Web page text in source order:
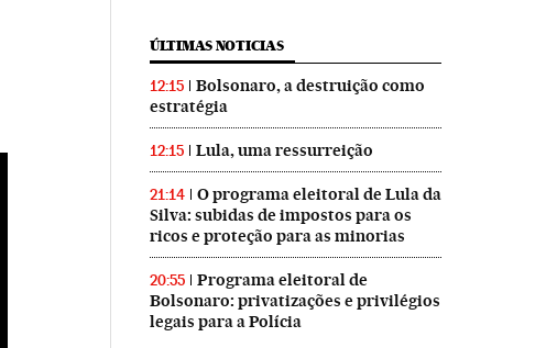
ÚLTIMAS NOTICIAS
12:15
Bolsonaro, a destruição como
estratégia
12:15 Lula, uma ressurreição
21:14
O programa eleitoral de Lula da
Silva: subidas de impostos para os
ricos e proteção para as minorias
20:55
Programa eleitoral de
Bolsonaro: privatizações e privilégios
legais para a Polícia